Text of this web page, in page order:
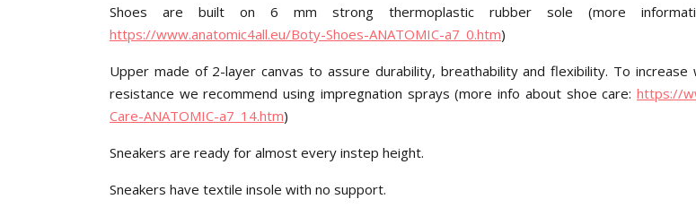
Shoes are built on 6 mm strong thermoplastic rubber sole (more
https://www.anatomic4all.eu/Boty-Shoes-ANATOMIC-a7_0.htm)
Upper made of 2-layer canvas to assure durability, breathability and flexibility. To
resistance we recommend using impregnation sprays (more info about shoe care: https://
Care-ANATOMIC-a7_14.htm)
Sneakers are ready for almost every instep height.
Sneakers have textile insole with no support.